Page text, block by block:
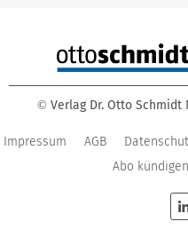
© Verlag Dr. Otto
Impressum AGB
Abo kündigen